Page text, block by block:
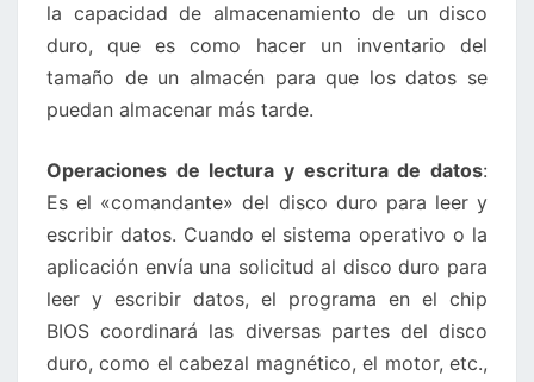
la capacidad de almacenamiento de un disco
duro, que es como hacer un inventario del
tamaño de un almacén para que los datos se
puedan almacenar más tarde.
Operaciones de lectura y escritura de datos:
Es el «comandante» del disco duro para leer y
escribir datos. Cuando el sistema operativo o la
aplicación envía una solicitud al disco duro para
leer y escribir datos, el programa en el chip
BIOS coordinará las diversas partes del disco
duro, como el cabezal magnético, el motor, etc.,